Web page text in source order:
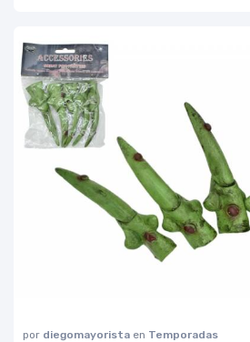
por diegomayorista en Temporadas